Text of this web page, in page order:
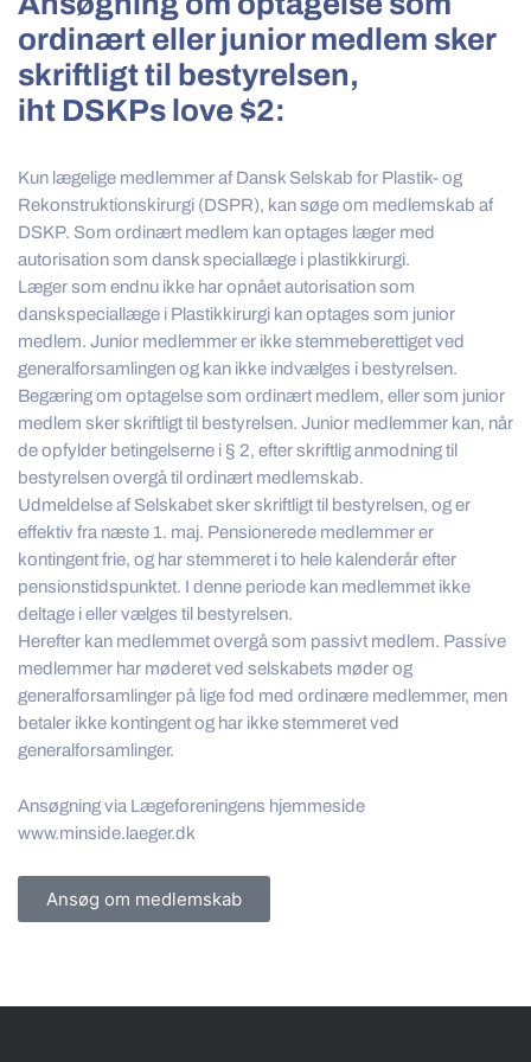
ordinært eller junior medlem sker
skriftligt til bestyrelsen,
iht DSKPs love $2:
Kun lægelige medlemmer af Dansk Selskab for Plastik- og
Rekonstruktionskirurgi (DSPR), kan søge om medlemskab af
DSKP. Som ordinært medlem kan optages læger med
autorisation som dansk speciallæge i plastikkirurgi.
Læger som endnu ikke har opnået autorisation som
danskspeciallæge i Plastikkirurgi kan optages som junior
medlem. Junior medlemmer er ikke stemmeberettiget ved
generalforsamlingen og kan ikke indvælges i bestyrelsen.
Begæring om optagelse som ordinært medlem, eller som junior
medlem sker skriftligt til bestyrelsen. Junior medlemmer kan, når
de opfylder betingelserne i § 2, efter skriftlig anmodning til
bestyrelsen overgå til ordinært medlemskab.
Udmeldelse af Selskabet sker skriftligt til bestyrelsen, og er
effektiv fra næste 1. maj. Pensionerede medlemmer er
kontingent frie, og har stemmeret i to hele kalenderår efter
pensionstidspunktet. I denne periode kan medlemmet ikke
deltage i eller vælges til bestyrelsen.
Herefter kan medlemmet overgå som passivt medlem. Passive
medlemmer har møderet ved selskabets møder og
generalforsamlinger på lige fod med ordinære medlemmer, men
betaler ikke kontingent og har ikke stemmeret ved
generalforsamlinger.
Ansøgning via Lægeforeningens hjemmeside
www.minside.laeger.dk
Ansøg om medlemskab